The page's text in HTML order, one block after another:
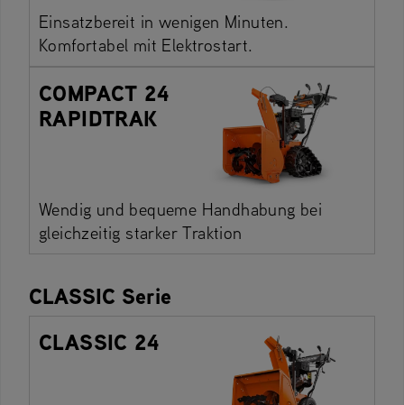
Einsatzbereit in wenigen Minuten.
Komfortabel mit Elektrostart.
COMPACT 24
RAPIDTRAK
Wendig und bequeme Handhabung bei
gleichzeitig starker Traktion
CLASSIC Serie
CLASSIC 24